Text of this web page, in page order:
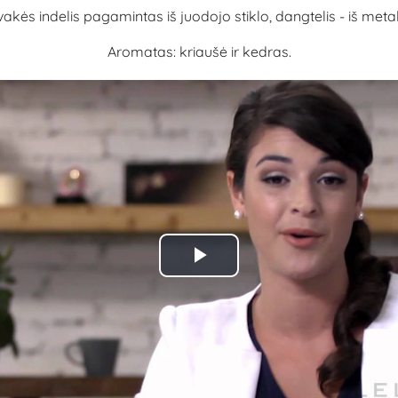
indelis pagamintas iš juodojo stiklo, dangtelis - iš
Aromatas: kriaušė ir kedras.
Play
Video